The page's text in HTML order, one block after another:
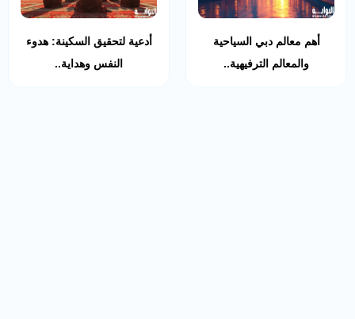
أهم معالم دبي السياحية
والمعالم الترفيهية..
أدعية لتحقيق السكينة: هدوء
النفس وهداية..